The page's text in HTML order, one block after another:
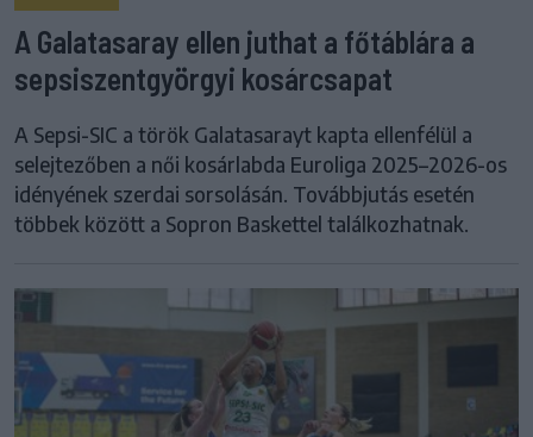
A Galatasaray ellen juthat a főtáblára a
sepsiszentgyörgyi kosárcsapat
A Sepsi-SIC a török Galatasarayt kapta ellenfélül a
selejtezőben a női kosárlabda Euroliga 2025–2026-os
idényének szerdai sorsolásán. Továbbjutás esetén
többek között a Sopron Baskettel találkozhatnak.